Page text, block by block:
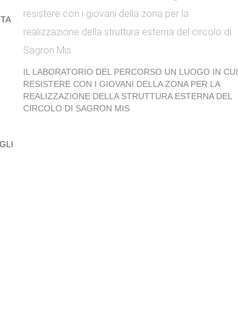
IL LABORATORIO DEL PERCORSO UN LUOGO IN CUI
RESISTERE CON I GIOVANI DELLA ZONA PER LA
REALIZZAZIONE DELLA STRUTTURA ESTERNA DEL
CIRCOLO DI SAGRON MIS